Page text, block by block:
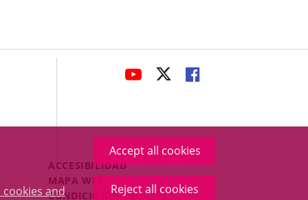
cookies and
Accept all cookies
Reject all cookies
LINK
APPLICATION.
LINK
APPLICATION.
LINK
APPLICATION.
Menú
Legal
Footer
ACCESIBILIDAD
MAPA WEB
CONDICIONES LEGALES